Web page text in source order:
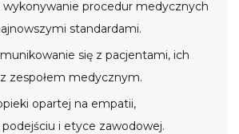
wykonywanie procedur medycznych
standardami.
się z pacjentami, ich
zespołem medycznym.
opartej na empatii,
i etyce zawodowej.